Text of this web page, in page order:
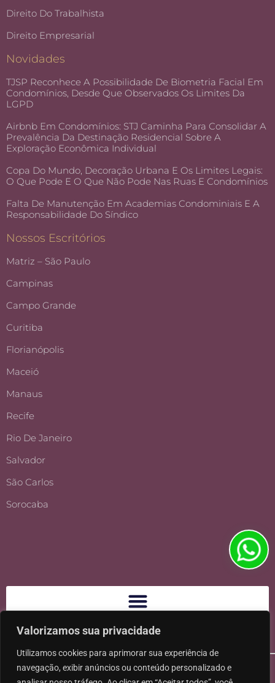
Valorizamos sua privacidade
Utilizamos cookies para aprimorar sua experiência de
navegação, exibir anúncios ou conteúdo personalizado e
Direito Do Trabalhista
Direito Empresarial
Novidades
TJSP Reconhece A Possibilidade De Biometria Facial Em
Condomínios, Desde Que Observados Os Limites Da
LGPD
Airbnb Em Condomínios: STJ Caminha Para Consolidar A
Prevalência Da Destinação Residencial Sobre A
Exploração Econômica Individual
Copa Do Mundo, Decoração Urbana E Os Limites Legais:
O Que Pode E O Que Não Pode Nas Ruas E Condomínios
Falta De Manutenção Em Academias Condominiais E A
Responsabilidade Do Síndico
Nossos Escritórios
Matriz – São Paulo
Campinas
Campo Grande
Curitiba
Florianópolis
Maceió
Manaus
Recife
Rio De Janeiro
Salvador
São Carlos
Sorocaba